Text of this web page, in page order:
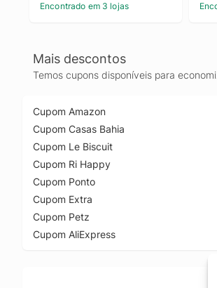
Encontrado em 3 lojas
Mais descontos
Temos cupons disponíveis para
Cupom Amazon
Cupom Casas Bahia
Cupom Le Biscuit
Cupom Ri Happy
Cupom Ponto
Cupom Extra
Cupom Petz
Cupom AliExpress